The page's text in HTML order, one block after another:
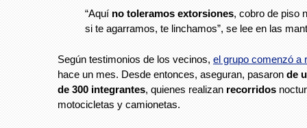
“Aquí no toleramos extorsiones, cobro de piso
si te agarramos, te linchamos”, se lee en las
Según testimonios de los vecinos, el grupo comenzó a
hace un mes. Desde entonces, aseguran, pasaron de
de 300 integrantes, quienes realizan recorridos
motocicletas y camionetas.